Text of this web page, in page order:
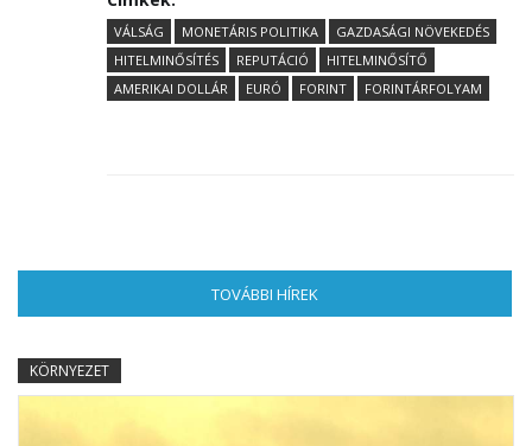
VÁLSÁG MONETÁRIS POLITIKA
GAZDASÁGI NÖVEKEDÉS
HITELMINŐSÍTÉS
REPUTÁCIÓ
HITELMINŐSÍTŐ
AMERIKAI DOLLÁR
EURÓ FORINT FORINTÁRFOLYAM
TOVÁBBI HÍREK
KÖRNYEZET